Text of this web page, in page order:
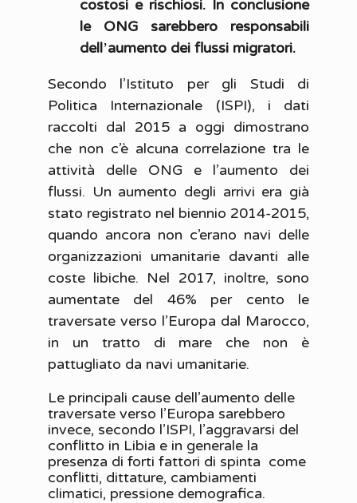
costosi e rischiosi. In conclusione
le ONG sarebbero responsabili
dell’aumento dei flussi migratori.
Secondo l’Istituto per gli Studi di
Politica Internazionale (ISPI), i dati
raccolti dal 2015 a oggi dimostrano
che non c’è alcuna correlazione tra le
attività delle ONG e l’aumento dei
flussi. Un aumento degli arrivi era già
stato registrato nel biennio 2014-2015,
quando ancora non c’erano navi delle
organizzazioni umanitarie davanti alle
coste libiche. Nel 2017, inoltre, sono
aumentate del 46% per cento le
traversate verso l’Europa dal Marocco,
in un tratto di mare che non è
pattugliato da navi umanitarie.
Le principali cause dell’aumento delle
traversate verso l’Europa sarebbero
invece, secondo l’ISPI, l’aggravarsi del
conflitto in Libia e in generale la
presenza di forti fattori di spinta come
conflitti, dittature, cambiamenti
climatici, pressione demografica.